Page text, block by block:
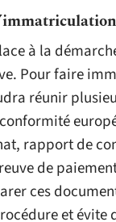
à la
Pour faire
réunir
rapport de
de
ces
et évite